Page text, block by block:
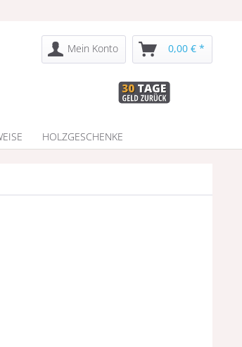
Mein Konto 0,00 € *
HOLZGESCHENKE